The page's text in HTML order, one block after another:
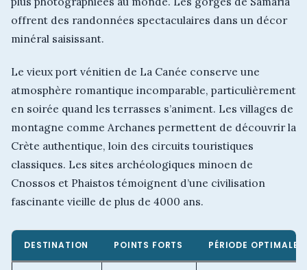
offrent des randonnées spectaculaires dans un décor
minéral saisissant.
Le vieux port vénitien de La Canée conserve une
atmosphère romantique incomparable, particulièrement
en soirée quand les terrasses s’animent. Les villages de
montagne comme Archanes permettent de découvrir la
Crète authentique, loin des circuits touristiques
classiques. Les sites archéologiques minoen de
Cnossos et Phaistos témoignent d’une civilisation
fascinante vieille de plus de 4000 ans.
DESTINATION POINTS FORTS PÉRIODE OPTIMALE